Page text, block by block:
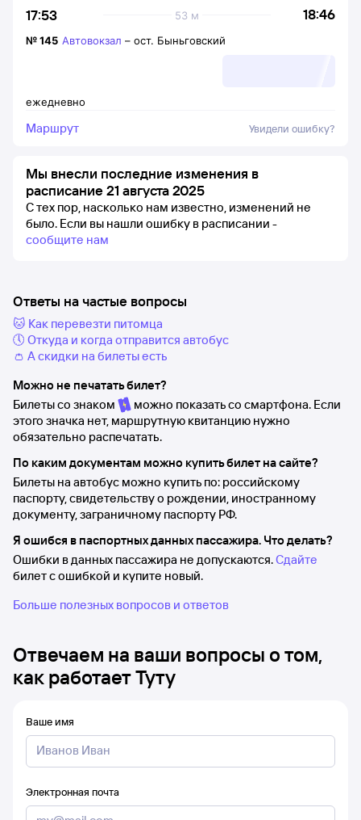
17:53 18:46
53 м
ежедневно
№145 Автовокзал – ост. Быньговский
Маршрут Увидели ошибку?
Мы внесли последние изменения в
расписание 21 августа 2025
С тех пор, насколько нам известно, изменений не
было. Если вы нашли ошибку в расписании -
сообщите нам
Ответы на частые вопросы
🐱 Как перевезти питомца
🕔 Откуда и когда отправится автобус
👛 А скидки на билеты есть
Можно не печатать билет?
Билеты со знаком
можно показать со смартфона. Если
этого значка нет, маршрутную квитанцию нужно
обязательно распечатать.
По каким документам можно купить билет на сайте?
Билеты на автобус можно купить по: российскому
паспорту, свидетельству о рождении, иностранному
документу, заграничному паспорту РФ.
Я ошибся в паспортных данных пассажира. Что делать?
Ошибки в данных пассажира не допускаются.Сдайте
билет с ошибкой и купите новый.
Больше полезных вопросов и ответов
Отвечаем на ваши вопросы о том,
как работает Туту
Ваше имя
Электронная почта